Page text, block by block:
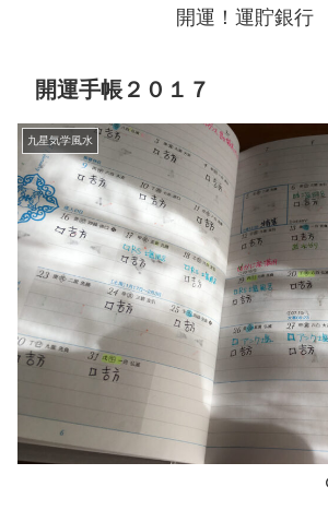
開運！運貯銀行
開運手帳２０１７
九星気学風水